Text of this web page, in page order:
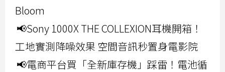
Bloom
📢Sony 1000X THE COLLEXION耳機開箱！
工地實測降噪效果 空間音訊秒置身電影院
📢電商平台買「全新庫存機」踩雷！電池循